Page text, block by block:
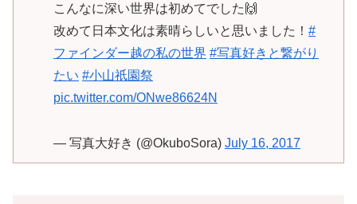
こんなに深い世界は初めてでした🙌
改めて日本文化は素晴らしいと思いました！ #
ファインダー越の私の世界 #写真好きと繋がり
たい #小山祇園祭
pic.twitter.com/ONwe86624N
— 写真大好き (@OkuboSora) July 16, 2017